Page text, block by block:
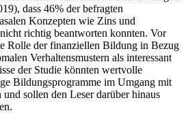
dass 46% der befragten
Konzepten wie Zins und
richtig beantworten konnten. Vor
Rolle der finanziellen Bildung in Bezug
Verhaltensmustern als interessant
der Studie könnten wertvolle
Bildungsprogramme im Umgang mit
sollen den Leser darüber hinaus